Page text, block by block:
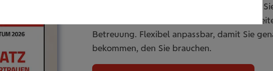
Mit unserer Haushaltsversicherung sichern
umfassend ab. Online oder individuell
Betreuung. Flexibel anpassbar, damit Sie
bekommen, den Sie brauchen.